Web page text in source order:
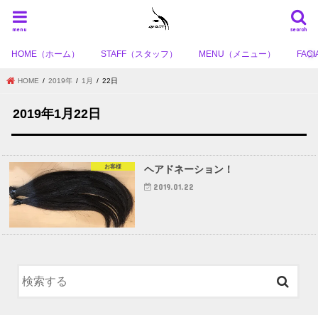
search
menu
HOME（ホーム） STAFF（スタッフ） MENU（メニュー）
HOME 2019年 1月 22日
2019年1月22日
お客様 ヘアドネーション！
2019.01.22